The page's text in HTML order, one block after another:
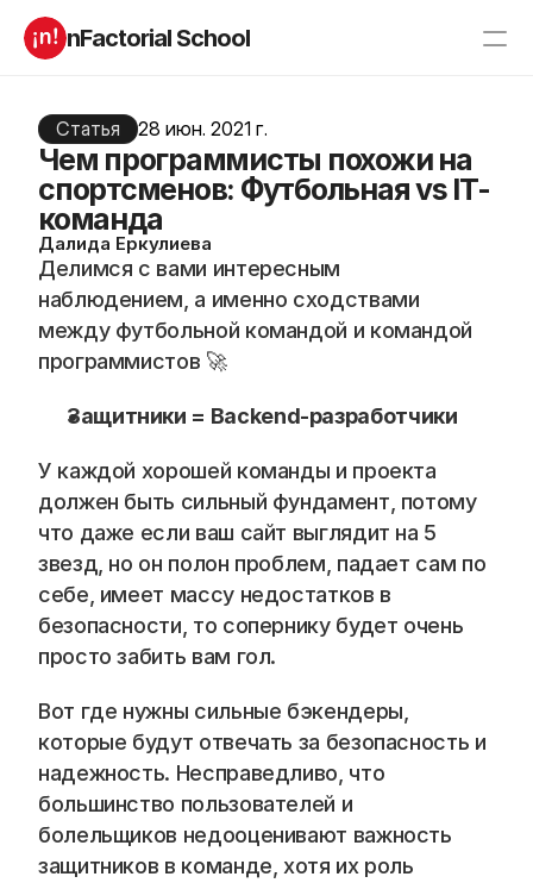
nFactorial School
О нас
Отзывы
Блог
Incubator 2026
Компаниям
Старт в ИТ
Андроид разработчик
Алгоритмы
iOS с 0
Frontend на React
Product manager
Генеративный ИИ
Data Science c 0
RESOURCES
Blog
Careers
Docs
About
Join
Статья 28 июн. 2021 г.
Чем программисты похожи на
спортсменов: Футбольная vs IT-
команда
Далида Еркулиева
Делимся с вами интересным
наблюдением, а именно сходствами
между футбольной командой и командой
программистов 🚀
Защитники = Backend-разработчики
У каждой хорошей команды и проекта
должен быть сильный фундамент, потому
что даже если ваш сайт выглядит на 5
звезд, но он полон проблем, падает сам по
себе, имеет массу недостатков в
безопасности, то сопернику будет очень
просто забить вам гол.
Вот где нужны сильные бэкендеры,
которые будут отвечать за безопасность и
надежность. Несправедливо, что
большинство пользователей и
болельщиков недооценивают важность
защитников в команде, хотя их роль